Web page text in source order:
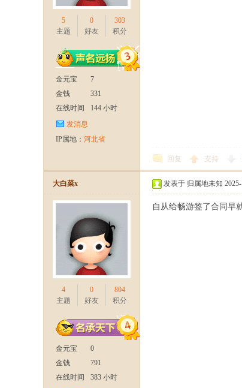
5
主题
0
好友
303
积分
金元宝
7
金钱
331
在线时间
144 小时
发消息
IP属地： 河北省
回复 支持
大白菜x
4
主题
0
好友
804
积分
金元宝
0
金钱
791
在线时间
383 小时
发表于 归属地未知 2025-
自从给畅游签了合同早